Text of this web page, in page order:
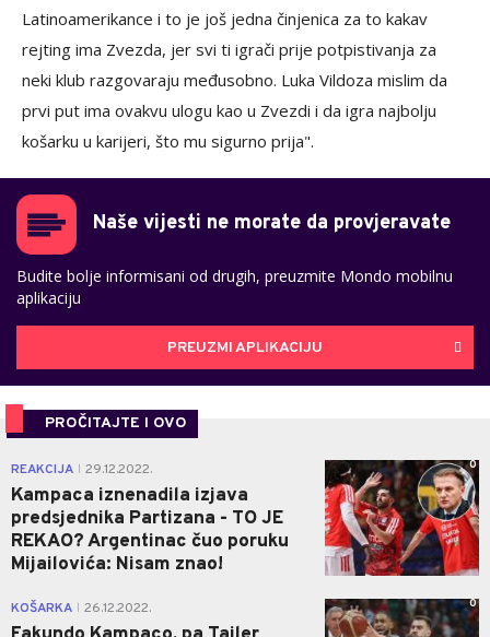
Latinoamerikance i to je još jedna činjenica za to kakav
rejting ima Zvezda, jer svi ti igrači prije potpistivanja za
neki klub razgovaraju međusobno. Luka Vildoza mislim da
prvi put ima ovakvu ulogu kao u Zvezdi i da igra najbolju
košarku u karijeri, što mu sigurno prija".
Naše vijesti ne morate da provjeravate
Budite bolje informisani od drugih, preuzmite Mondo mobilnu
aplikaciju
PREUZMI APLIKACIJU
PROČITAJTE I OVO
REAKCIJA 29.12.2022.
Kampaca iznenadila izjava
predsjednika Partizana - TO JE
REKAO? Argentinac čuo poruku
Mijailovića: Nisam znao!
0
KOŠARKA 26.12.2022. 0